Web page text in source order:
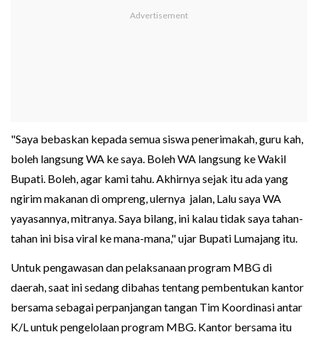
"Saya bebaskan kepada semua siswa penerimakah, guru kah,
boleh langsung WA ke saya. Boleh WA langsung ke Wakil
Bupati. Boleh, agar kami tahu. Akhirnya sejak itu ada yang
ngirim makanan di ompreng, ulernya jalan, Lalu saya WA
yayasannya, mitranya. Saya bilang, ini kalau tidak saya tahan-
tahan ini bisa viral ke mana-mana," ujar Bupati Lumajang itu.
Untuk pengawasan dan pelaksanaan program MBG di
daerah, saat ini sedang dibahas tentang pembentukan kantor
bersama sebagai perpanjangan tangan Tim Koordinasi antar
K/L untuk pengelolaan program MBG. Kantor bersama itu